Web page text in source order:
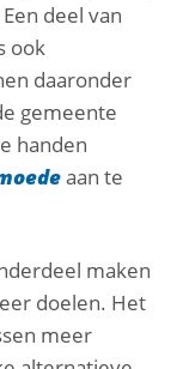
deel van
ook
daaronder
gemeente
handen
aan te
maken
doelen. Het
meer